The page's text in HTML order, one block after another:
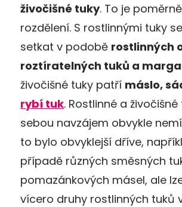
živočišné tuky. To je
rozdělení. S rostlinnými tuky
setkat v podobě rostlinných
roztíratelných tuků a
živočišné tuky patří máslo,
rybí tuk. Rostlinné a
sebou navzájem obvykle
to bylo obvyklejší dříve,
případě různých směsných
pomazánkových másel, ale
vícero druhy rostlinných tuků